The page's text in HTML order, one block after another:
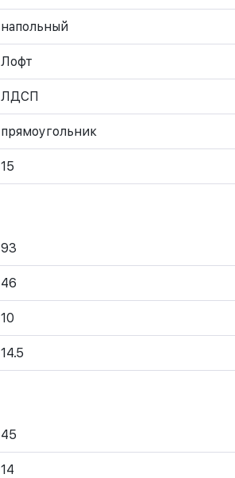
напольный
Лофт
ЛДСП
прямоугольник
15
93
46
10
14.5
45
14